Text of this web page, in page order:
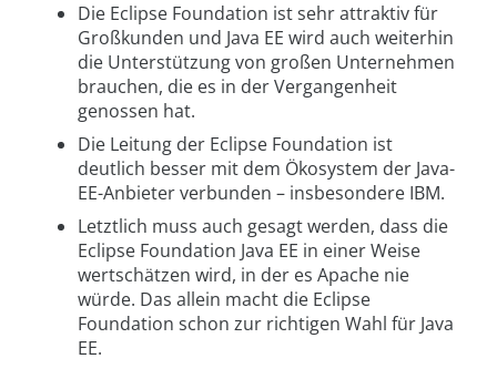
Die Eclipse Foundation ist sehr attraktiv für
Großkunden und Java EE wird auch weiterhin
die Unterstützung von großen Unternehmen
brauchen, die es in der Vergangenheit
genossen hat.
Die Leitung der Eclipse Foundation ist
deutlich besser mit dem Ökosystem der Java-
EE-Anbieter verbunden – insbesondere IBM.
Letztlich muss auch gesagt werden, dass die
Eclipse Foundation Java EE in einer Weise
wertschätzen wird, in der es Apache nie
würde. Das allein macht die Eclipse
Foundation schon zur richtigen Wahl für Java
EE.